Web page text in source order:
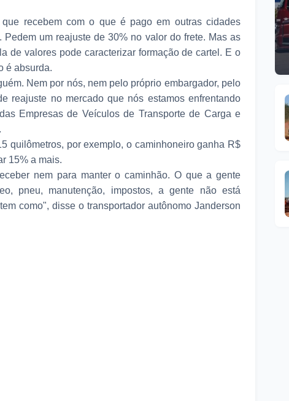
recebem com o que é pago em outras cidades
um reajuste de 30% no valor do frete. Mas as
de valores pode caracterizar formação de cartel. E o
é absurda.
Nem por nós, nem pelo próprio embargador, pelo
reajuste no mercado que nós estamos enfrentando
Empresas de Veículos de Transporte de Carga e
quilômetros, por exemplo, o caminhoneiro ganha R$
15% a mais.
nem para manter o caminhão. O que a gente
pneu, manutenção, impostos, a gente não está
como", disse o transportador autônomo Janderson